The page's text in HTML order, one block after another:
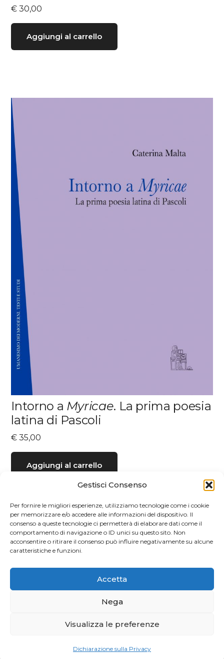
Gestisci Consenso
Per fornire le migliori esperienze, utilizziamo tecnologie come i cookie
per memorizzare e/o accedere alle informazioni del dispositivo. Il
consenso a queste tecnologie ci permetterà di elaborare dati come il
comportamento di navigazione o ID unici su questo sito. Non
acconsentire o ritirare il consenso può influire negativamente su alcune
caratteristiche e funzioni.
Accetta
Nega
Visualizza le preferenze
Dichiarazione sulla Privacy
€ 30,00
Aggiungi al carrello
Intorno a Myricae. La prima poesia
latina di Pascoli
€ 35,00
Aggiungi al carrello
Privacy e Cookie Policy| 2026 Powered by